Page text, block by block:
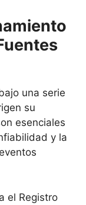
una serie
su
esenciales
y la
el Registro